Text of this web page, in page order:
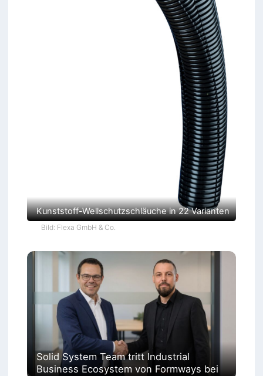
Kunststoff-Wellschutzschläuche in 22 Varianten
Bild: Flexa GmbH & Co.
Solid System Team tritt Industrial
Business Ecosystem von Formways bei